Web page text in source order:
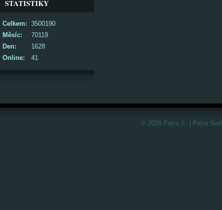
STATISTIKY
Online: 41
Celkem: 3500190
Měsíc:
70119
Den:
1628
© 2026 Petra S. | Petra